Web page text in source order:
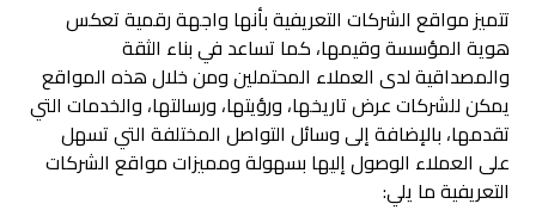
تتميز مواقع الشركات التعريفية بأنها واجهة رقمية تعكس
هوية المؤسسة وقيمها، كما تساعد في بناء الثقة
والمصداقية لدى العملاء المحتملين ومن خلال هذه المواقع
يمكن للشركات عرض تاريخها، ورؤيتها، ورسالتها، والخدمات التي
تقدمها، بالإضافة إلى وسائل التواصل المختلفة التي تسهل
على العملاء الوصول إليها بسهولة ومميزات مواقع الشركات
التعريفية ما يلي: